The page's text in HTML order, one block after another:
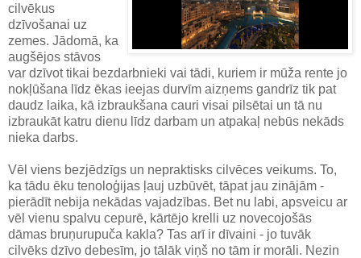
cilvēkus
dzīvošanai uz
zemes. Jādomā, ka
augšējos stāvos
var dzīvot tikai bezdarbnieki vai tādi, kuriem ir mūža rente jo
nokļūšana līdz ēkas ieejas durvīm aizņems gandrīz tik pat
daudz laika, kā izbraukšana cauri visai pilsētai un tā nu
izbraukāt katru dienu līdz darbam un atpakaļ nebūs nekāds
nieka darbs.
Vēl viens bezjēdzīgs un nepraktisks cilvēces veikums. To,
ka tādu ēku tenoloģijas ļauj uzbūvēt, tāpat jau zinājām -
pierādīt nebija nekādas vajadzības. Bet nu labi, apsveicu ar
vēl vienu spalvu cepurē, kārtējo krelli uz novecojošās
dāmas bruņurupuča kakla? Tas arī ir dīvaini - jo tuvāk
cilvēks dzīvo debesīm, jo tālāk viņš no tām ir morāli. Nezin